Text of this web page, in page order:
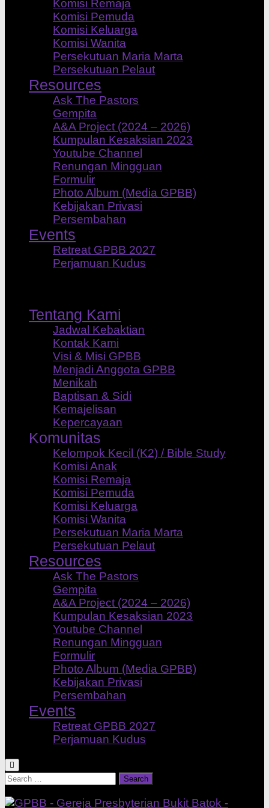
Komisi Remaja
Komisi Pemuda
Komisi Keluarga
Komisi Wanita
Persekutuan Maria Marta
Persekutuan Pelaut
Resources
Ask The Pastors
Gempita
A&A Project (2024 – 2026)
Kumpulan Kesaksian 2023
Youtube Channel
Renungan Mingguan
Formulir
Photo Album (Media GPBB)
Kebijakan Privasi
Persembahan
Events
Retreat GPBB 2027
Perjamuan Kudus
Tentang Kami
Jadwal Kebaktian
Kontak Kami
Visi & Misi GPBB
Menjadi Anggota GPBB
Menikah
Baptisan & Sidi
Kemajelisan
Kepercayaan
Komunitas
Kelompok Kecil (K2) / Bible Study
Komisi Anak
Komisi Remaja
Komisi Pemuda
Komisi Keluarga
Komisi Wanita
Persekutuan Maria Marta
Persekutuan Pelaut
Resources
Ask The Pastors
Gempita
A&A Project (2024 – 2026)
Kumpulan Kesaksian 2023
Youtube Channel
Renungan Mingguan
Formulir
Photo Album (Media GPBB)
Kebijakan Privasi
Persembahan
Events
Retreat GPBB 2027
Perjamuan Kudus
Search